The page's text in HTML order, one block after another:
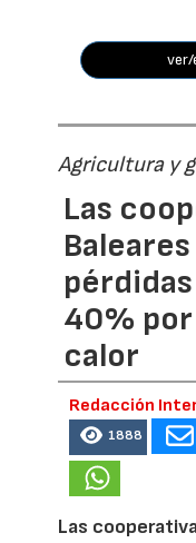
Agricultura y
Las
40% por
calor
Redacción
1888
Las